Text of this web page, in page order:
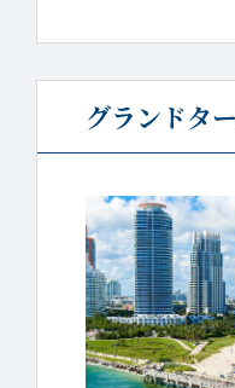
グランドタ